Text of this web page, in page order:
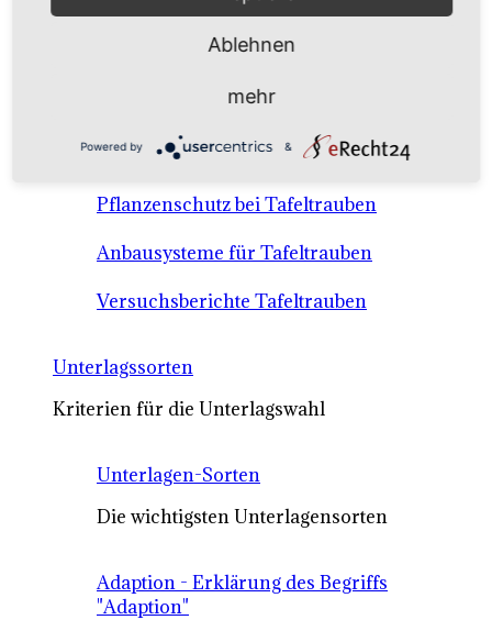
Anbausysteme & Recht
Tafeltrauben A-Z Sortenbeschreibungen
Tafeltraubenanbau - rechtliche
Voraussetzungen
Pflanzenschutz bei Tafeltrauben
Anbausysteme für Tafeltrauben
Versuchsberichte Tafeltrauben
Unterlagssorten
Kriterien für die Unterlagswahl
Unterlagen-Sorten
Die wichtigsten Unterlagensorten
Adaption - Erklärung des Begriffs
"Adaption"
Ablehnen
mehr
Powered by &